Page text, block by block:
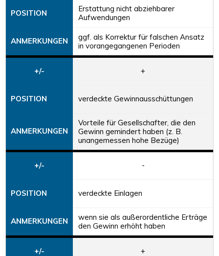
POSITION
Erstattung nicht abziehbarer
Aufwendungen
ANMERKUNGEN
ggf. als Korrektur für falschen Ansatz
in vorangegangenen Perioden
+/- +
POSITION verdeckte Gewinnausschüttungen
ANMERKUNGEN
Vorteile für Gesellschafter, die den
Gewinn gemindert haben (z. B.
unangemessen hohe Bezüge)
+/- -
POSITION verdeckte Einlagen
ANMERKUNGEN
wenn sie als außerordentliche Erträge
den Gewinn erhöht haben
+/- +